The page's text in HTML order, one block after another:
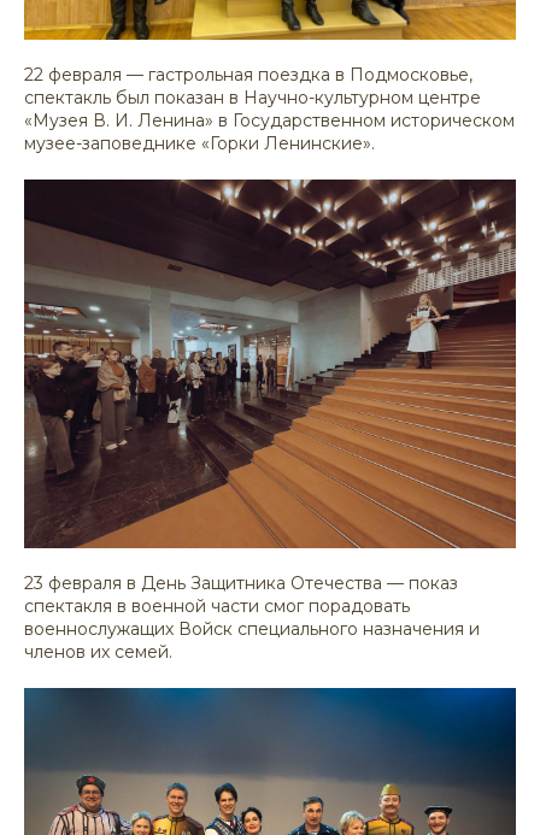
22 февраля — гастрольная поездка в Подмосковье,
спектакль был показан в Научно-культурном центре
«Музея В. И. Ленина» в Государственном историческом
музее-заповеднике «Горки Ленинские».
23 февраля в День Защитника Отечества — показ
спектакля в военной части смог порадовать
военнослужащих Войск специального назначения и
членов их семей.